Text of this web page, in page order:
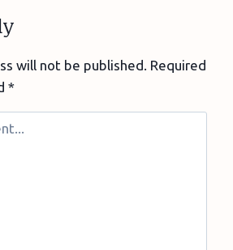
will not be published. Required
*